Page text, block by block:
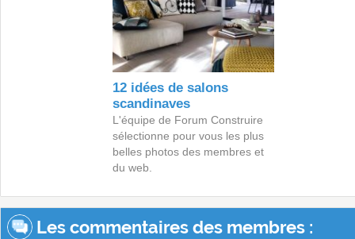
12 idées de salons
scandinaves
L'équipe de Forum Construire
sélectionne pour vous les plus
belles photos des membres et
du web.
Les commentaires des membres :